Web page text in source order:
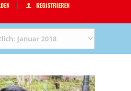
REGISTRIEREN